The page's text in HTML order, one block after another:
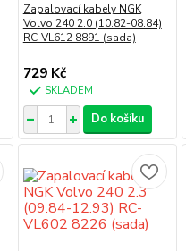
Zapalovací kabely NGK
Volvo 240 2.0 (10.82-08.84)
RC-VL612 8891 (sada)
729 Kč
SKLADEM
Do košíku